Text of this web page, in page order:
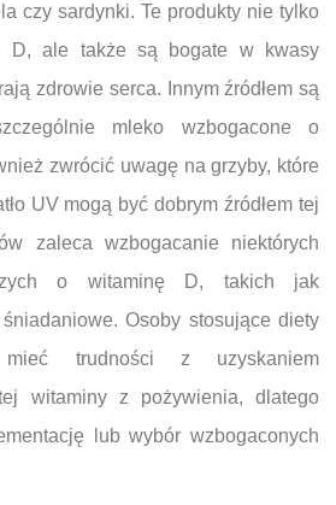
czy sardynki. Te produkty nie tylko
D, ale także są bogate w kwasy
zdrowie serca. Innym źródłem są
mleko wzbogacone o
zwrócić uwagę na grzyby, które
UV mogą być dobrym źródłem tej
zaleca wzbogacanie niektórych
o witaminę D, takich jak
Osoby stosujące diety
trudności z uzyskaniem
witaminy z pożywienia, dlatego
lub wybór wzbogaconych